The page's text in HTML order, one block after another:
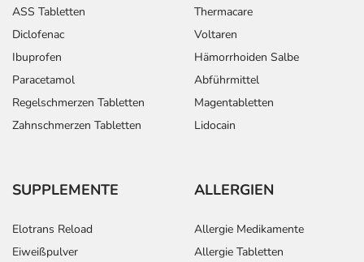
ASS Tabletten
Diclofenac
Ibuprofen
Paracetamol
Regelschmerzen Tabletten
Zahnschmerzen Tabletten
Thermacare
Voltaren
Hämorrhoiden Salbe
Abführmittel
Magentabletten
Lidocain
SUPPLEMENTE
Elotrans Reload
Eiweißpulver
ALLERGIEN
Allergie Medikamente
Allergie Tabletten